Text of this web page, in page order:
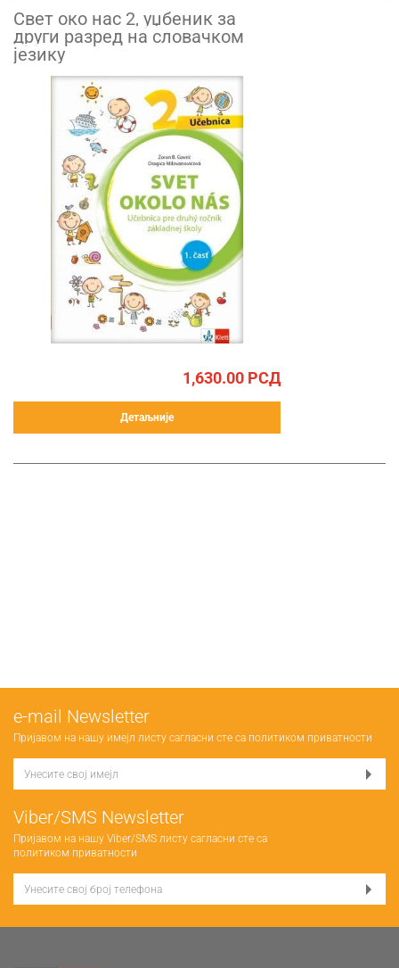
Свет око нас 2, уџбеник за
други разред на словачком
језику
1,630.00 РСД
Детаљније
е-mail Newsletter
Пријавом на нашу имејл листу сагласни сте са политиком приватности
Viber/SMS Newsletter
Пријавом на нашу Viber/SMS листу сагласни сте са
политиком приватности